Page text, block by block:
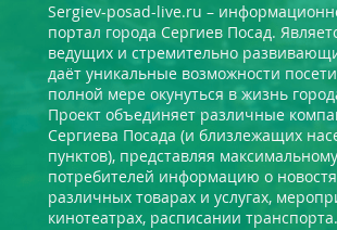
Sergiev-posad-live.ru –
портал города Сергиев Посад.
ведущих и стремительно
даёт уникальные возможности
полной мере окунуться в жизнь
Проект объединяет различные
Сергиева Посада (и близлежащих
пунктов), представляя
потребителей информацию о
различных товарах и услугах,
кинотеатрах, расписании транспорта.